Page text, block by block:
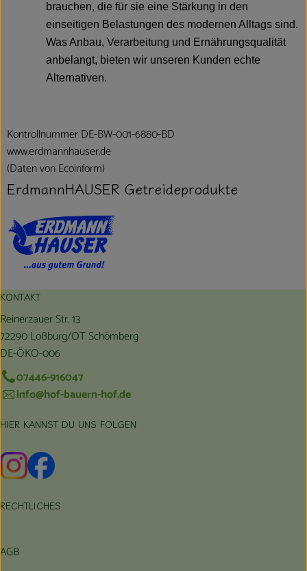
brauchen, die für sie eine Stärkung in den
einseitigen Belastungen des modernen Alltags sind.
Was Anbau, Verarbeitung und Ernährungsqualität
anbelangt, bieten wir unseren Kunden echte
Alternativen.
Kontrollnummer DE-BW-001-6880-BD
www.erdmannhauser.de
(Daten von Ecoinform)
ErdmannHAUSER Getreideprodukte
KONTAKT
Reinerzauer Str. 13
72290 Loßburg/OT Schömberg
DE-ÖKO-006
07446-916047
info@hof-bauern-hof.de
HIER KANNST DU UNS FOLGEN
Externer Link zu https://www.instagram.com/hofbauernhof/
Externer Link zu https://www.facebook.com/
RECHTLICHES
AGB